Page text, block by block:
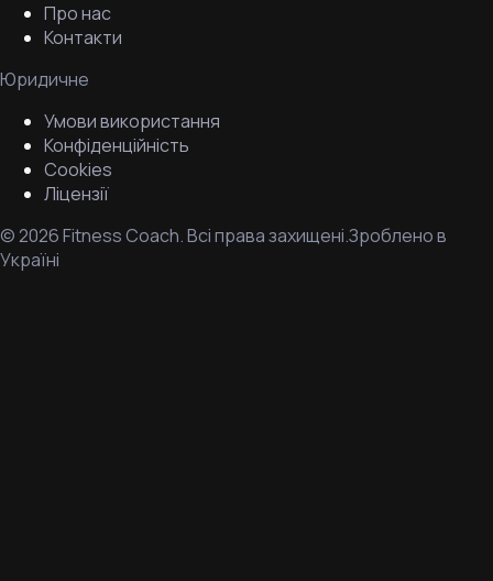
Про нас
Контакти
Юридичне
Умови використання
Конфіденційність
Cookies
Ліцензії
©2026Fitness Coach.Всі права захищені.Зроблено в
Україні